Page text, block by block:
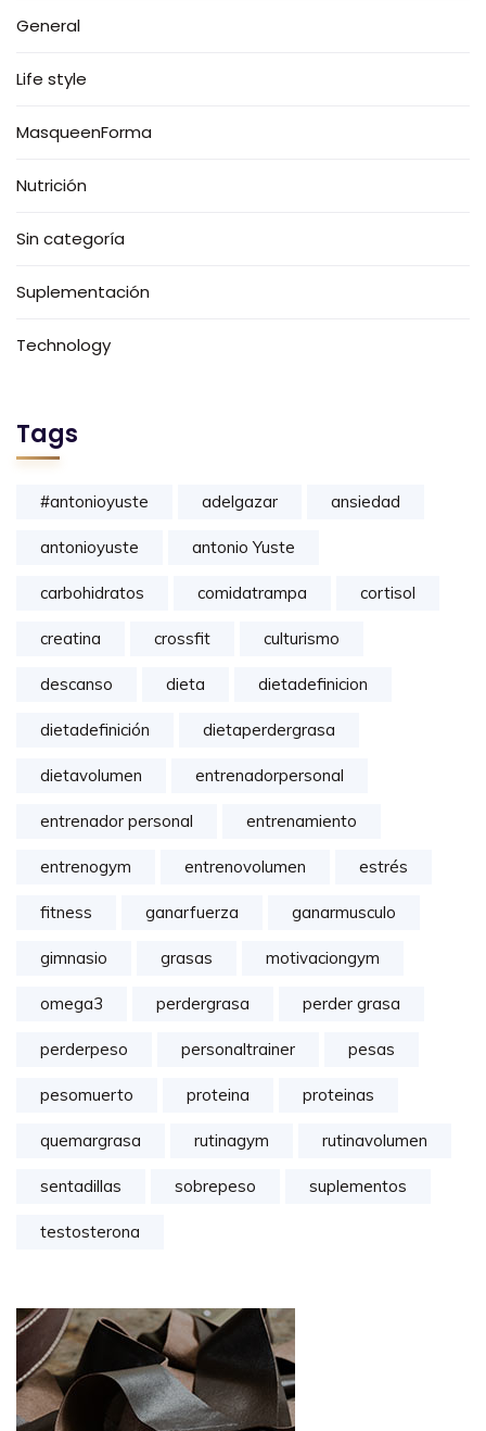
General
Life style
MasqueenForma
Nutrición
Sin categoría
Suplementación
Technology
Tags
#antonioyuste adelgazar ansiedad
antonioyuste antonio Yuste
carbohidratos comidatrampa cortisol
creatina crossfit culturismo
descanso dieta dietadefinicion
dietadefinición dietaperdergrasa
dietavolumen entrenadorpersonal
entrenador personal entrenamiento
entrenogym entrenovolumen estrés
fitness ganarfuerza ganarmusculo
gimnasio grasas motivaciongym
omega3 perdergrasa perder grasa
perderpeso personaltrainer pesas
pesomuerto proteina proteinas
quemargrasa rutinagym rutinavolumen
sentadillas sobrepeso suplementos
testosterona